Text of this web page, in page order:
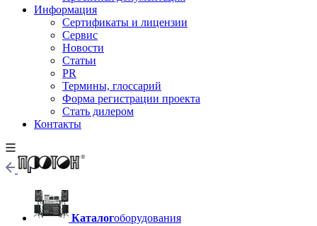
Информация
Сертификаты и лицензии
Сервис
Новости
Статьи
PR
Термины, глоссарий
Форма регистрации проекта
Стать дилером
Контакты
Каталогоборудования